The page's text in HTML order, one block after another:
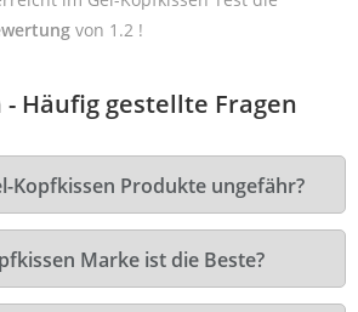
von 1.2 !
- Häufig gestellte Fragen
Kopfkissen Produkte ungefähr?
Marke ist die Beste?